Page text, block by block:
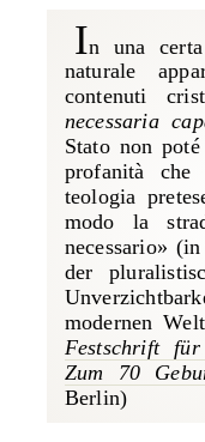
in una
naturale
contenuti
necessaria
Stato non
profanità che
teologia
modo la
necessario» (in
der
modernen
Festschrift
Zum 70
Berlin)